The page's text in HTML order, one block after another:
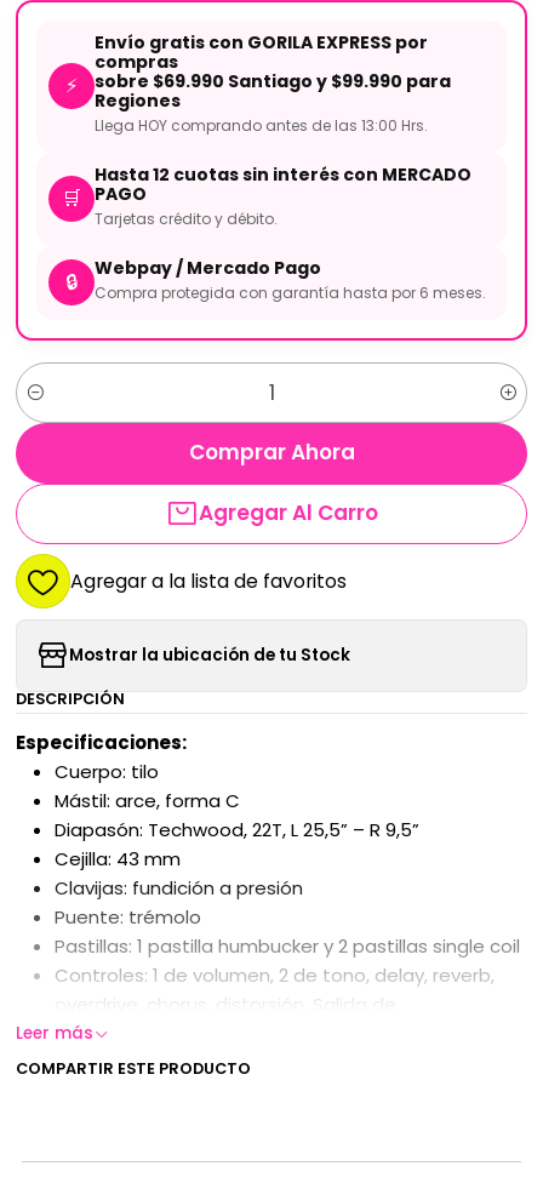
⚡
Envío gratis con GORILA EXPRESS por
compras
sobre $69.990 Santiago y $99.990 para
Regiones
Llega HOY comprando antes de las 13:00 Hrs.
🛒
Hasta 12 cuotas sin interés con MERCADO
PAGO
Tarjetas crédito y débito.
🔒
Webpay / Mercado Pago
Compra protegida con garantía hasta por 6 meses.
Cantidad
Agregar Al Carro
Comprar Ahora
Agregar a la lista de favoritos
Mostrar la ubicación de tu Stock
DESCRIPCIÓN
Especificaciones:
Cuerpo: tilo
Mástil: arce, forma C
Diapasón: Techwood, 22T, L 25,5” – R 9,5”
Cejilla: 43 mm
Clavijas: fundición a presión
Puente: trémolo
Pastillas: 1 pastilla humbucker y 2 pastillas single coil
Controles: 1 de volumen, 2 de tono, delay, reverb,
overdrive, chorus, distorsión. Salida de
auriculares/salida de grabación de audio
Colores: Metallic Deep Silver
Leer más
COMPARTIR ESTE PRODUCTO